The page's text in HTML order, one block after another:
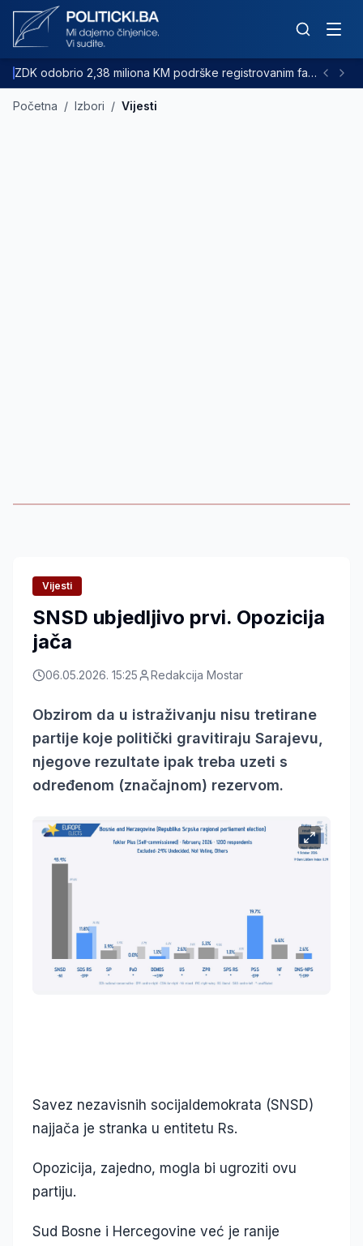
ZDK odobrio 2,38 miliona KM podrške registrovanim farmama goveda
Početna / Izbori / Vijesti
Vijesti
SNSD ubjedljivo prvi. Opozicija
jača
06.05.2026. 15:25 Redakcija Mostar
Obzirom da u istraživanju nisu tretirane
partije koje politički gravitiraju Sarajevu,
njegove rezultate ipak treba uzeti s
određenom (značajnom) rezervom.
Savez nezavisnih socijaldemokrata (SNSD)
najjača je stranka u entitetu Rs.
Opozicija, zajedno, mogla bi ugroziti ovu
partiju.
Sud Bosne i Hercegovine već je ranije